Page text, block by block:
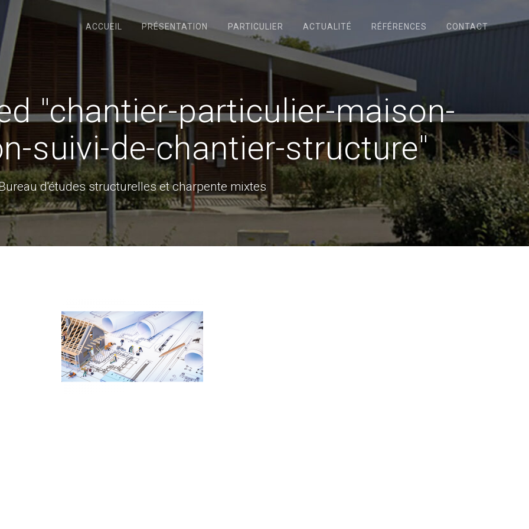
ACCUEIL PRÉSENTATION PARTICULIER ACTUALITÉ RÉFÉRENCES CONTACT
"chantier-particulier-maison-
suivi-de-chantier-structure"
d'études structurelles et charpente mixtes